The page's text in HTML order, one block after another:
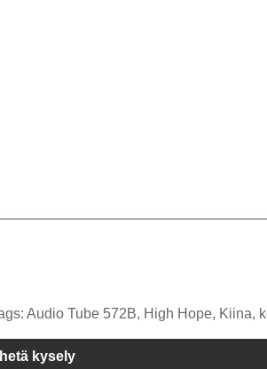
Audio Tube 572B, High Hope, Kiina,
kysely